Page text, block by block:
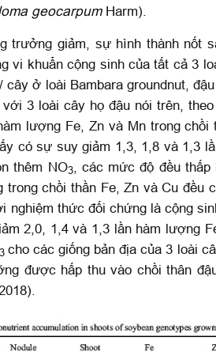
geocarpumHarm).
trưởng giảm, sự hình thành nốt
vi khuẩn cộng sinh của tất cả 3
ở loài Bambara groundnut,
3 loài cây họ đậu nói trên,
lượng Fe, Zn và Mn trong
có sự suy giảm 1,3, 1,8 và 1,3
thêm NO3, các mức độ đều thấp
chồi thần Fe, Zn và Cu đều
nghiệm thức đối chứng là cộng
2,0, 1,4 và 1,3 lần hàm lượng
cho các giống bản địa của 3 loài
được hấp thu vào chồi thân